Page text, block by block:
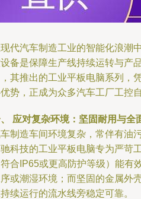
代汽车制造工业的智能化浪潮
备是保障生产线持续运转与产
其推出的工业平板电脑系列，
势，正成为众多汽车工厂工控
应对复杂环境：坚固耐用与全
制造车间环境复杂，常伴有油
科技的工业平板电脑专为严苛
合IP65或更高防护等级）能有
或潮湿环境；而坚固的金属外
续运行的流水线旁稳定可靠。